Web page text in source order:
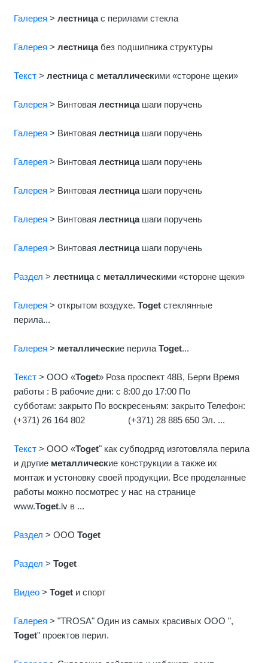
Галерея > лестницас перилами стекла
Галерея > лестницабез подшипника структуры
Текст > лестницас металлическими «стороне щеки»
Галерея > Винтовая лестницашаги поручень
Галерея > Винтовая лестницашаги поручень
Галерея > Винтовая лестницашаги поручень
Галерея > Винтовая лестницашаги поручень
Галерея > Винтовая лестницашаги поручень
Галерея > Винтовая лестницашаги поручень
Раздел > лестницас металлическими «стороне щеки»
Галерея > открытом воздухе. Toget стеклянные
перила...
Галерея > металлические перила Toget...
Текст > ООО «Toget» Роза проспект 48B, Берги Время
работы : В рабочие дни: с 8:00 до 17:00 По
субботам: закрыто По воскресеньям: закрыто Телефон:
(+371) 26 164 802 (+371) 28 885 650 Эл. ...
Текст > ООО «Toget" как субподряд изготовляла перила
и другие металлические конструкции а также их
монтаж и устоновку своей продукции. Все проделанные
работы можно посмотрес у нас на странице
www.Toget.lv в ...
Раздел > OOO Toget
Раздел > Toget
Видео > Toget и спорт
Галерея > "TROSA" Один из самых красивых ООО ",
Toget" проектов перил.